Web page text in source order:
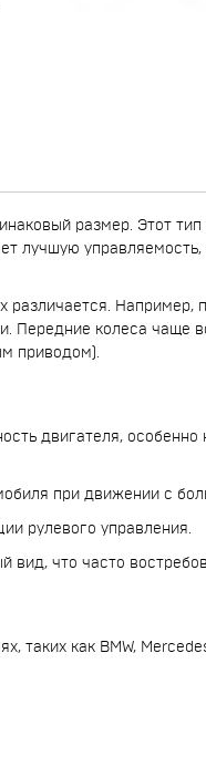
размер. Этот
лучшую управляемость,
колеса чаще
приводом).
двигателя,
при движении с
рулевого управления.
вид, что часто
как BMW,